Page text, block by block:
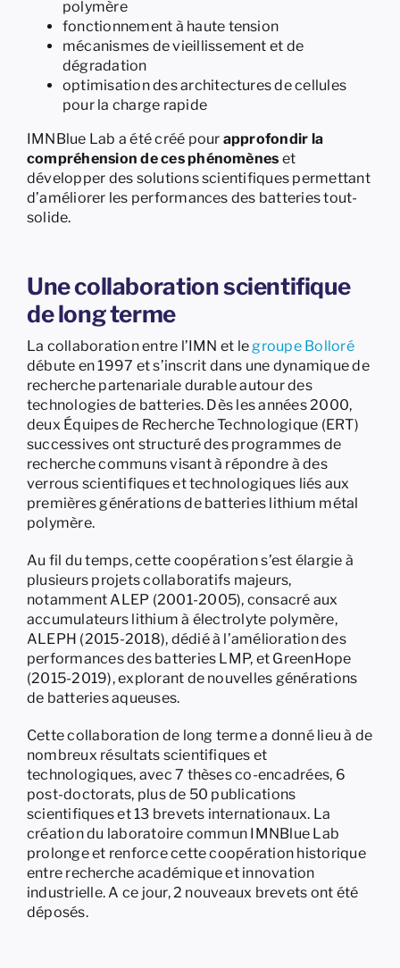
polymère
fonctionnement à haute tension
mécanismes de vieillissement et de
dégradation
optimisation des architectures de cellules
pour la charge rapide
IMNBlue Lab a été créé pour approfondir la
compréhension de ces phénomènes et
développer des solutions scientifiques permettant
d’améliorer les performances des batteries tout-
solide.
Une collaboration scientifique
de long terme
La collaboration entre l’IMN et le groupe Bolloré
débute en 1997 et s’inscrit dans une dynamique de
recherche partenariale durable autour des
technologies de batteries. Dès les années 2000,
deux Équipes de Recherche Technologique (ERT)
successives ont structuré des programmes de
recherche communs visant à répondre à des
verrous scientifiques et technologiques liés aux
premières générations de batteries lithium métal
polymère.
Au fil du temps, cette coopération s’est élargie à
plusieurs projets collaboratifs majeurs,
notamment ALEP (2001-2005), consacré aux
accumulateurs lithium à électrolyte polymère,
ALEPH (2015-2018), dédié à l’amélioration des
performances des batteries LMP, et GreenHope
(2015-2019), explorant de nouvelles générations
de batteries aqueuses.
Cette collaboration de long terme a donné lieu à de
nombreux résultats scientifiques et
technologiques, avec 7 thèses co-encadrées, 6
post-doctorats, plus de 50 publications
scientifiques et 13 brevets internationaux. La
création du laboratoire commun IMNBlue Lab
prolonge et renforce cette coopération historique
entre recherche académique et innovation
industrielle. A ce jour, 2 nouveaux brevets ont été
déposés.